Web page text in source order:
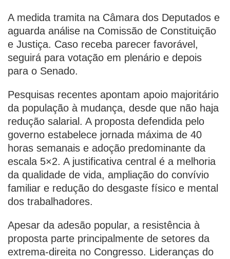
A medida tramita na Câmara dos Deputados e
aguarda análise na Comissão de Constituição
e Justiça. Caso receba parecer favorável,
seguirá para votação em plenário e depois
para o Senado.
Pesquisas recentes apontam apoio majoritário
da população à mudança, desde que não haja
redução salarial. A proposta defendida pelo
governo estabelece jornada máxima de 40
horas semanais e adoção predominante da
escala 5×2. A justificativa central é a melhoria
da qualidade de vida, ampliação do convívio
familiar e redução do desgaste físico e mental
dos trabalhadores.
Apesar da adesão popular, a resistência à
proposta parte principalmente de setores da
extrema-direita no Congresso. Lideranças do